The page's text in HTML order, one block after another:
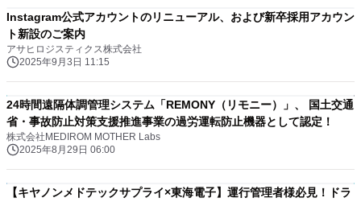
Instagram公式アカウントのリニューアル、および新卒採用アカウン
ト新設のご案内
アサヒロジスティクス株式会社
2025年9月3日 11:15
24時間遠隔体調管理システム「REMONY（リモニー）」、 国土交通
省・事故防止対策支援推進事業の過労運転防止機器として認定！
株式会社MEDIROM MOTHER Labs
2025年8月29日 06:00
【キヤノンメドテックサプライ×東海電子】運行管理者様必見！ドラ